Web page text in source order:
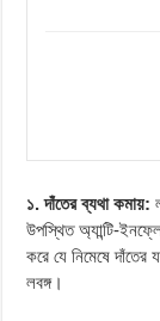
১. দাঁতের ব্যথা কমায়:
উপস্থিত অ্যান্টি-
করে যে নিমেষে
লবঙ্গ।